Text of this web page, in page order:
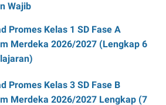
Wajib
Promes Kelas 1 SD Fase A
Merdeka 2026/2027 (Lengkap 6
Promes Kelas 3 SD Fase B
Merdeka 2026/2027 Lengkap (7